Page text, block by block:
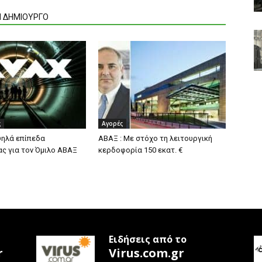
ΔΗΜΙΟΥΡΓΟ
επίπεδα
για τον Όμιλο ΑΒΑΞ
Αγορές
ΑΒΑΞ : Με στόχο τη λειτουργική
κερδοφορία 150 εκατ. €
Ειδήσεις από το
Virus.com.gr